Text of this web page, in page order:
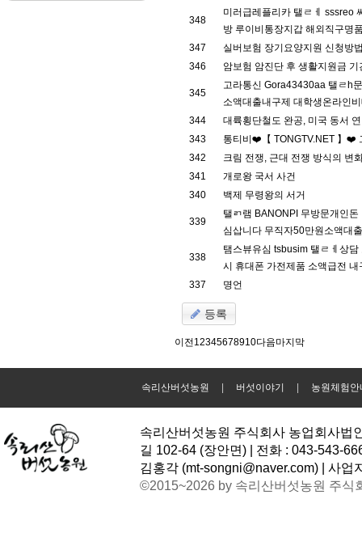
348
미러급레플리카 탤ㄹㅔ sssreo
방 루이비통장지갑 해외직구명
347
실버보험 장기요양지원 신청방
346
암보험 암진단 후 생활지원금 기
345
고라통신 Gora43430aa 탤ㄹh
소액대출내구제 대학생온라인
344
대륙횡단철도 완공, 미국 동서
343
통티비❤️【 TONGTV.NET 】❤️
342
크림 전쟁, 근대 전쟁 방식의 변
341
개로왕 국서 사건
340
백제 무령왕의 서거
339
탤ㄺ램 BANONPI 무방문개인
심삽니다 무직자50만원소액대
338
탬스뷰유심 tsbusim 탤ㄹㅔ상
시 휴대폰 가전제품 소액급전 내
337
명언
등록
이전12345678910다음마지막
속리산버섯농원 버섯이야기 농원체험안
속리산버섯농원 주식회사 농업회사법
길 102-64 (장안면) | 전화 : 043-543-
김홍각 (mt-songni@naver.com) | 사업
©2015~2026 by 속리산버섯농원 주식